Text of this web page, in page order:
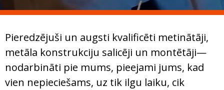
Pieredzējuši un augsti kvalificēti metinātāji,
metāla konstrukciju salicēji un montētāji—
nodarbināti pie mums, pieejami jums, kad
vien nepieciešams, uz tik ilgu laiku, cik